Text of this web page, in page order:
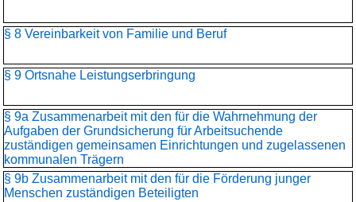
§ 8 Vereinbarkeit von Familie und Beruf
§ 9 Ortsnahe Leistungserbringung
§ 9a Zusammenarbeit mit den für die Wahrnehmung der
Aufgaben der Grundsicherung für Arbeitsuchende
zuständigen gemeinsamen Einrichtungen und zugelassenen
kommunalen Trägern
§ 9b Zusammenarbeit mit den für die Förderung junger
Menschen zuständigen Beteiligten